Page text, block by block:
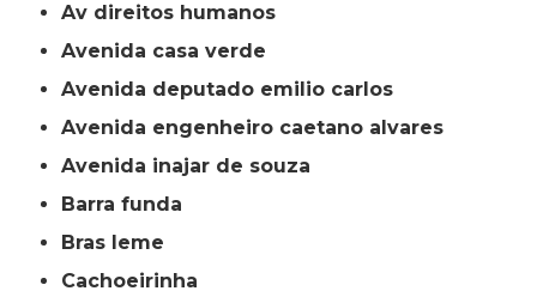
av direitos humanos
avenida casa verde
avenida deputado emilio carlos
avenida engenheiro caetano alvares
avenida inajar de souza
barra funda
bras leme
cachoeirinha